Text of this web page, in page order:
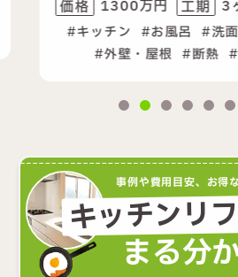
万円 工期 3ヶ月間
お風呂 洗面化粧台
給湯器
断熱 内装 玄関・窓
事例や費用目安、お得
キッチンリ
まる分